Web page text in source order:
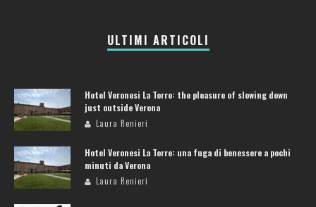
ULTIMI ARTICOLI
Hotel Veronesi La Torre: the pleasure of slowing down
just outside Verona
Laura Renieri
Hotel Veronesi La Torre: una fuga di benessere a pochi
minuti da Verona
Laura Renieri